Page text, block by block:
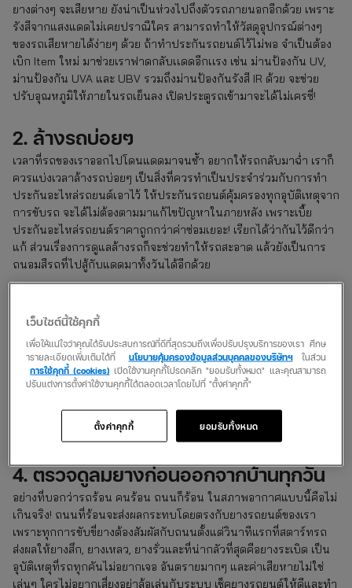
ยางต่างๆ จะเสียหาย ยังน่าเป็นห่วงไปถึงตัวรถภายนอกอีกด้วย เพราะ
รังสีจากแสงแดดไม่เคยปราณีใคร สามารถทำให้วัสดุอุปกรณ์ต่างๆ
ของรถเสียหายได้ง่ายๆ ด้วย ถ้าทำประกันรถยนต์ไว้ไม่พอ จำเป็นต้อง
เบิก Item ใหม่ มาช่วยเราฟาดกลับเเดดอีกเเรง เช่น ม่านป้องกัน UV,
ม่านป้องกัน UVA และ UBV รวมถึงม่านป้องกันรังสี IR ด้วย จะช่วย
ปรับอุณหภูมิให้ภายในรถเย็นลง เปิดประตูรถเข้ามาจะได้ไม่เครซี่!
2. ล้างรถบ่อยๆ
เวลาที่รถของเราออกไปโดนแดดมาจนช้ำ อยากให้รถกลับมาฉ่ำ เราก็
ควรแบ่งเวลาล้างรถบ่อยๆ เป็นสิ่งที่ควรทำเป็นประจำร่วมกับการทำ
ประกันอะไหล่รถยนต์เอาไว้ ให้ประกันรถยนต์คุ้มครองทุกอุบัติเหตุจาก
การขับรถ จะได้ไม่ต้องตามมาแก้ไขปัญหาในภายหลัง เพราะเบี้ย
ประกันอะไหล่รถยนต์ราคาถูกกว่าค่าซ่อมเยอะ! เรียกได้ว่ากันไว้ดีกว่า
แก้ ส่วนเรื่องการดูแลล้างรถก็จะช่วยทำให้รถสะอาด แล้วยังเป็นการ
ถนอมสีรถที่ไปสู้กับแดดมาทั้งวันได้อีกด้วย
ถ้าไม่ทำประกันอะไหล่รถยนต์ไว้แล้วระบบน้ำหล่อเย็นมีปัญหาเมื่อ
ไหร่ คงต้องกดโทรหาขอยื่นเคลมประกันรถยนต์ให้ว้าวุ่นแน่! เพราะ
ระบบน้ำหล่อเย็นเป็น 1 ในปัจจัยที่ส่งผลกับอะไหล่และเครื่องยนต์อย่าง
มาก ถ้ามีปัญหาปุ๊ป! จะลามไปถึงส่วนอื่นๆ ทันที ถ้าไม่ได้ทำประกันรถ
ทุกวัน ก่อนออกจากบ้าน ตรวจสอบนิดนึง เพื่อความปลอดภัย ว่าระบบ
น้ำหล่อเย็นพร้อมไหมสำหรับการขับขี่ จะได้เซฟทั้งคน ทั้งรถ!
4. ตรวจดูลมยางก่อนออกจากบ้านทุกวัน
อย่างที่บอกว่ารถร้อน คนร้อน ถนนก็ร้อน ในสภาพอากาศแบบนี้คือไม่
เกินจริง! ถนนที่ร้อนจะส่งผลกระทบโดยตรงกับยางรถยนต์ของเรา
เพราะทุกการขับขี่ยางต้องสัมผัสกับถนนตั้งแต่วินาทีแรกที่สตาร์ทรถ
ส่งผลให้ยางสึก, ยางเหลว, ยางรั่วและที่น่ากลัวที่สุดคือยางระเบิด เป็น
อุบัติเหตุที่รถทุกคันไม่อยากเจอ อันตรายมากๆ และค่าเสียหายไม่ใช่
เล่นๆ ใครไม่อยากเสี่ยงอย่าล้อเล่นกับระบบ เช็คยางรถยนต์ให้ดีและทำ
เว็บไซต์นี้ใช้คุกกี้
เพื่อให้แน่ใจว่าคุณได้รับประสบการณ์ที่ดีที่สุดรวมถึงเพื่อปรับปรุงบริการของเรา ศึกษ
ารายละเอียดเพิ่มเติมได้ที่ นโยบายคุ้มครองข้อมูลส่วนบุคคลของบริษัทฯในส่วน
การใช้คุกกี้ (cookies) เปิดใช้งานคุกกี้โปรดคลิก "ยอมรับทั้งหมด" และคุณสามารถ
ปรับแต่งการตั้งค่าใช้งานคุกกี้ได้ตลอดเวลาโดยไปที่ "ตั้งค่าคุกกี้"
ยอมรับทั้งหมด
ตั้งค่าคุกกี้